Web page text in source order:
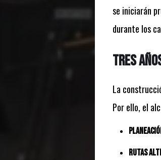
se iniciarán
durante los
Tres
La
Por ello, el
Rutas